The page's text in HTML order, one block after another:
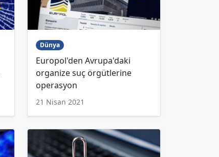
Dünya
Europol'den Avrupa'daki
organize suç örgütlerine
operasyon
21 Nisan 2021